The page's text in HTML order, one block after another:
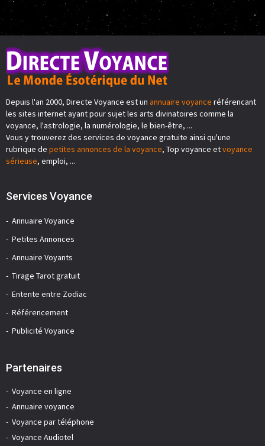
Depuis l'an 2000, Directe Voyance est un annuaire voyance référencant
les sites internet ayant pour sujet les arts divinatoires comme la
voyance, l'astrologie, la numérologie, le bien-être, ...
Vous y trouverez des services de voyance gratuite ainsi qu'une
rubrique de petites annonces de la voyance, Top voyance etvoyance
sérieuse, emploi, ...
Services Voyance
Annuaire Voyance
Petites Annonces
Annuaire Voyants
Tirage Tarot gratuit
Entente entre Zodiac
Référencement
Publicité Voyance
Partenaires
Voyance en ligne
Annuaire voyance
Voyance par téléphone
Voyance Audiotel